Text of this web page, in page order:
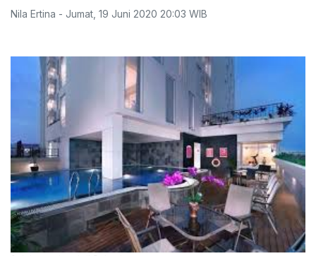
Nila Ertina - Jumat 19 Juni 2020 20:03 WIB